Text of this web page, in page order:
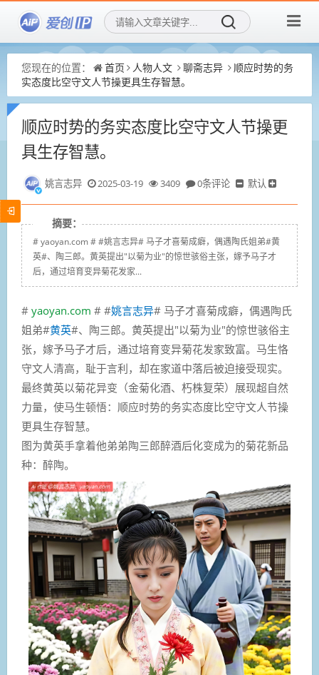
您现在的位置： 首页 人物人文 聊斋志异
顺应时势的务
实态度比空守文人节操更具生存智慧。
顺应时势的务实态度比空守文人节操更
具生存智慧。
姚言志异 2025-03-19 3409 0条评论 默认
摘要：
# yaoyan.com # #姚言志异# 马子才喜菊成癖，偶遇陶氏姐弟#黄
英#、陶三郎。黄英提出"以菊为业"的惊世骇俗主张，嫁予马子才
后，通过培育变异菊花发家...
# yaoyan.com # #姚言志异# 马子才喜菊成癖，偶遇陶氏
姐弟#黄英#、陶三郎。黄英提出"以菊为业"的惊世骇俗主
张，嫁予马子才后，通过培育变异菊花发家致富。马生恪
守文人清高，耻于言利，却在家道中落后被迫接受现实。
最终黄英以菊花异变（金菊化酒、朽株复荣）展现超自然
力量，使马生顿悟：顺应时势的务实态度比空守文人节操
更具生存智慧。
图为黄英手拿着他弟弟陶三郎醉酒后化变成为的菊花新品
种：醉陶。